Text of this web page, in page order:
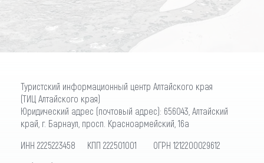
Туристский информационный центр Алтайского края
(ТИЦ Алтайского края)
Юридический адрес (почтовый адрес): 656043, Алтайский
край, г. Барнаул, просп. Красноармейский, 16а
ИНН 2225223458 КПП 222501001 ОГРН 1212200029612